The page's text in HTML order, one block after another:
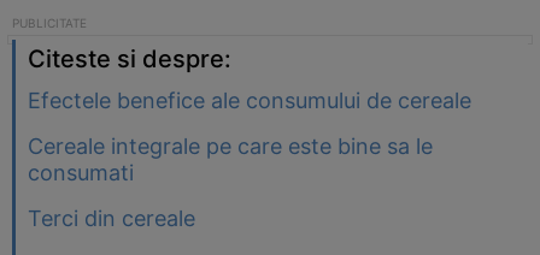
Citeste si despre:
Efectele benefice ale consumului de cereale
Cereale integrale pe care este bine sa le
consumati
Terci din cereale